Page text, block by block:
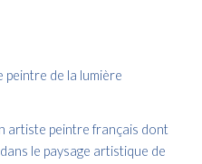
de la lumière
artiste peintre français dont
le paysage artistique de